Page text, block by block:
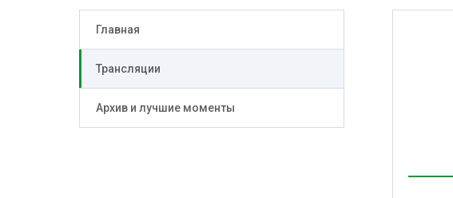
Главная
Трансляции
Архив и лучшие моменты